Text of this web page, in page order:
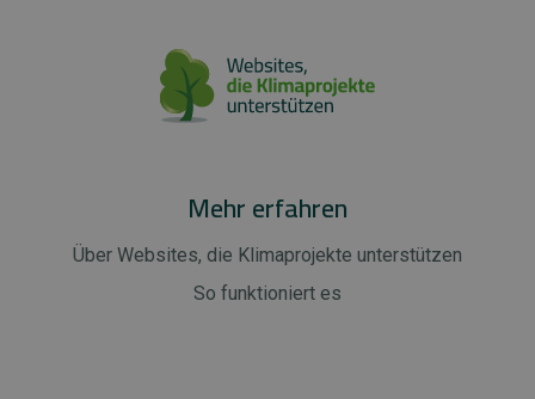
Mehr erfahren
Über Websites, die Klimaprojekte unterstützen
So funktioniert es